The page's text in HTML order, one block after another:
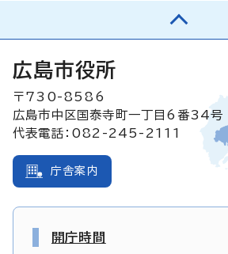
広島市役所
〒730-8586
広島市中区国泰寺町一丁目6番34号
代表電話：082-245-2111
庁舎案内
開庁時間